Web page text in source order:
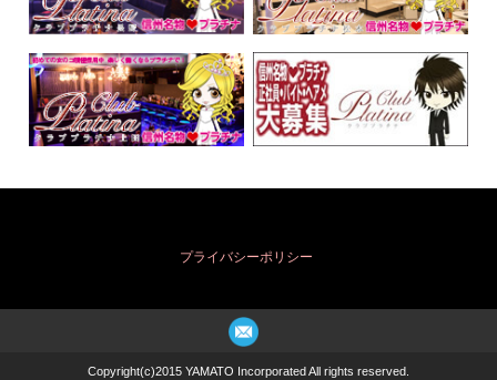
プライバシーポリシー
Copyright(c)2015 YAMATO Incorporated All rights reserved.